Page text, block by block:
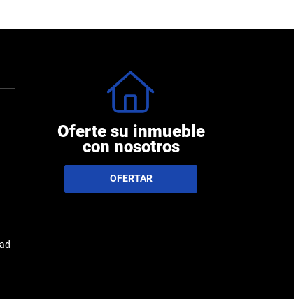
Oferte su inmueble
con nosotros
OFERTAR